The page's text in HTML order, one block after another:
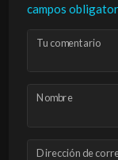
campos
Tu comentario
Nombre
Dirección de